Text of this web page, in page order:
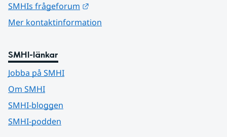
SMHIs frågeforum
Mer kontaktinformation
SMHI-länkar
Jobba på SMHI
Om SMHI
SMHI-bloggen
SMHI-podden